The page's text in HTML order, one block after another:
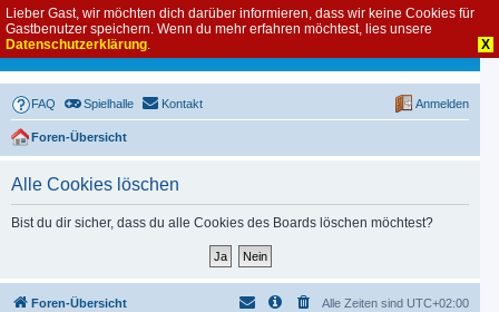
Lieber Gast, wir möchten dich darüber informieren, dass wir keine Cookies für
Gastbenutzer speichern. Wenn du mehr erfahren möchtest, lies unsere
Datenschutzerklärung. X
FAQ Spielhalle Kontakt Anmelden
Foren-Übersicht
Alle Cookies löschen
Bist du dir sicher, dass du alle Cookies des Boards löschen möchtest?
Foren-Übersicht Alle Zeiten sind UTC+02:00